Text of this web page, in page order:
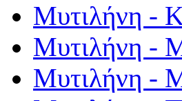
Μυτιλήνη -
Μυτιλήνη -
Μυτιλήνη -